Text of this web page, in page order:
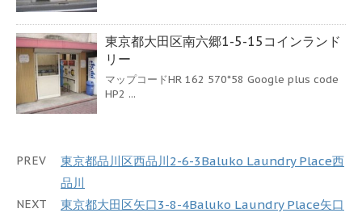
東京都大田区南六郷1-5-15コインランド
リー
マップコードHR 162 570*58 Google plus code
HP2 ...
PREV
東京都品川区西品川2-6-3Baluko Laundry Place西
品川
NEXT 東京都大田区矢口3-8-4Baluko Laundry Place矢口